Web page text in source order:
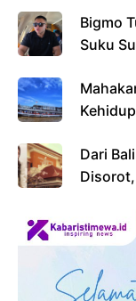
Bigmo
Suku
Dari